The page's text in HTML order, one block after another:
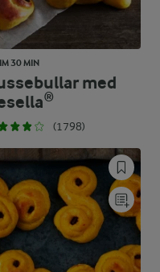
30 MIN
med
(1798)